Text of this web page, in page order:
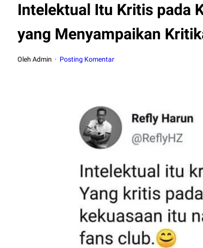
Intelektual Itu Kritis pada
yang Menyampaikan
Oleh Admin Posting Komentar